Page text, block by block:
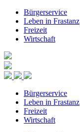
Bürgerservice
Leben in Frastanz
Freizeit
Wirtschaft
Bürgerservice
Leben in Frastanz
Freizeit
Wirtschaft